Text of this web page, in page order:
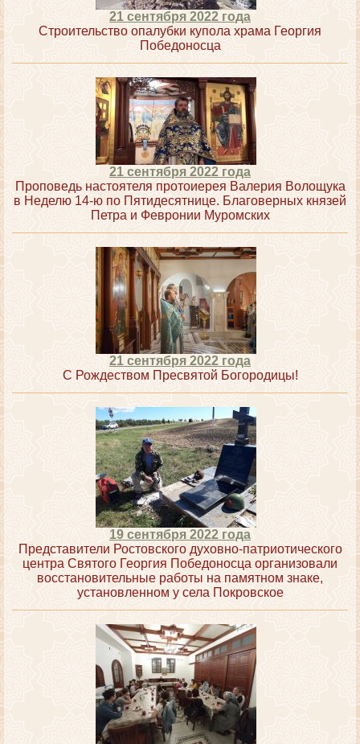
21 сентября 2022 года
Строительство опалубки купола храма Георгия
Победоносца
21 сентября 2022 года
Проповедь настоятеля протоиерея Валерия Волощука
в Неделю 14-ю по Пятидесятнице. Благоверных князей
Петра и Февронии Муромских
21 сентября 2022 года
С Рождеством Пресвятой Богородицы!
19 сентября 2022 года
Представители Ростовского духовно-патриотического
центра Святого Георгия Победоносца организовали
восстановительные работы на памятном знаке,
установленном у села Покровское